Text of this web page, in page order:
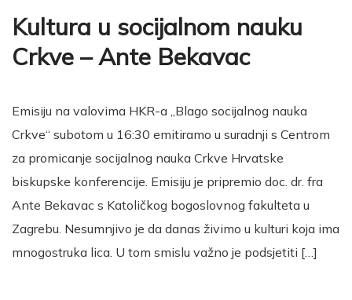
Kultura u socijalnom nauku
Crkve – Ante Bekavac
Emisiju na valovima HKR-a „Blago socijalnog nauka
Crkve“ subotom u 16:30 emitiramo u suradnji s Centrom
za promicanje socijalnog nauka Crkve Hrvatske
biskupske konferencije. Emisiju je pripremio doc. dr. fra
Ante Bekavac s Katoličkog bogoslovnog fakulteta u
Zagrebu. Nesumnjivo je da danas živimo u kulturi koja ima
mnogostruka lica. U tom smislu važno je podsjetiti […]